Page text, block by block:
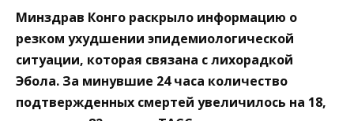
Минздрав Конго раскрыло информацию о
резком ухудшении эпидемиологической
ситуации, которая связана с лихорадкой
Эбола. За минувшие 24 часа количество
подтвержденных смертей увеличилось на 18,